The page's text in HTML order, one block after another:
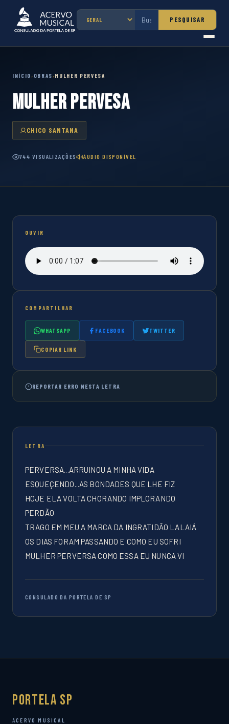
PESQUISAR
INÍCIO› OBRAS›MULHER PERVESA
MULHER PERVESA
CHICO SANTANA
744 VISUALIZAÇÕES ÁUDIO DISPONÍVEL
LETRA
PERVERSA...ARRUINOU A MINHA VIDA
ESQUEÇENDO...AS BONDADES QUE LHE FIZ
HOJE ELA VOLTA CHORANDO IMPLORANDO
PERDÃO
TRAGO EM MEU A MARCA DA INGRATIDÃO LALAIÁ
OS DIAS FORAM PASSANDO E COMO EU SOFRI
MULHER PERVERSA COMO ESSA EU NUNCA VI
CONSULADO DA PORTELA DE SP
OUVIR
COMPARTILHAR
WHATSAPP FACEBOOK TWITTER
COPIAR LINK
REPORTAR ERRO NESTA LETRA
Portela SP
ACERVO MUSICAL